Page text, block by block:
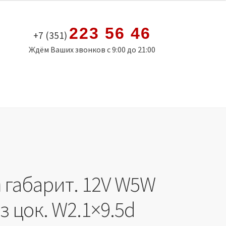
+7 (351) 223 56 46
Ждём Ваших звонков с 9:00 до 21:00
12V W5W
цок. W2.1×9.5d